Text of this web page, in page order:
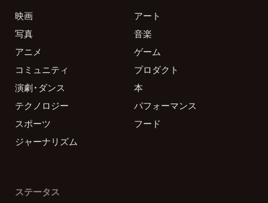
映画
アート
写真
音楽
アニメ
ゲーム
コミュニティ
プロダクト
演劇・ダンス
本
テクノロジー
パフォーマンス
スポーツ
フード
ジャーナリズム
ステータス